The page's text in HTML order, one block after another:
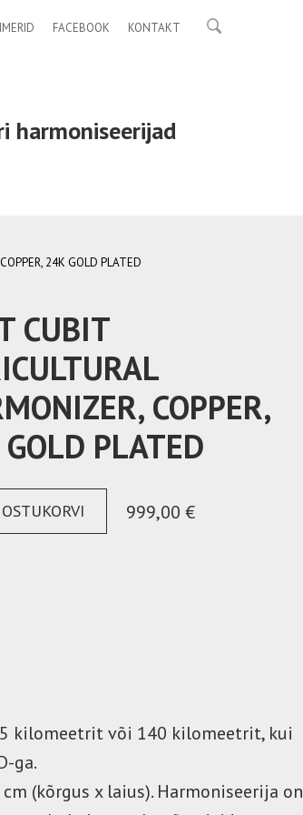
FACEBOOK KONTAKT
harmoniseerijad
24K GOLD PLATED
CUBIT
COPPER,
PLATED
999,00 €
kilomeetrit või 140 kilomeetrit, kui
ga.
(kõrgus x laius). Harmoniseerija on